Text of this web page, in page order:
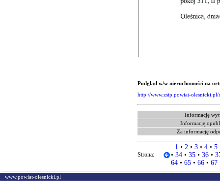
Podgląd w/w nieruchomości na
http://www.zsip.powiat-
Informację
Informację
Za informację
Strona:
1 • 2 • 3 • 4 • 5
• 34 • 35 • 36 •
64 • 65 • 66 • 67
www.powiat-olesnicki.pl